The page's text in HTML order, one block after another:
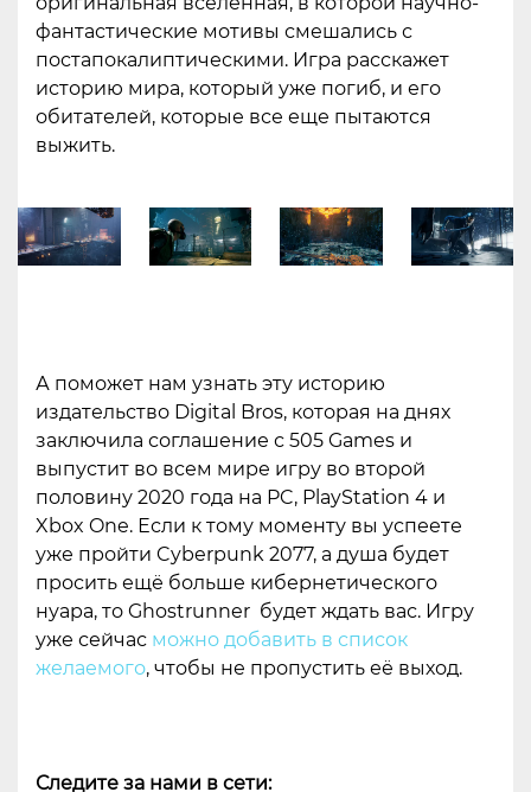
фантастические мотивы смешались с
постапокалиптическими. Игра расскажет
историю мира, который уже погиб, и его
обитателей, которые все еще пытаются
выжить.
А поможет нам узнать эту историю
издательство Digital Bros, которая на днях
заключила соглашение с 505 Games и
выпустит во всем мире игру во второй
половину 2020 года на PC, PlayStation 4 и
Xbox One. Если к тому моменту вы успеете
уже пройти Cyberpunk 2077, а душа будет
просить ещё больше кибернетического
нуара, то Ghostrunner будет ждать вас. Игру
уже сейчас можно добавить в список
желаемого, чтобы не пропустить её выход.
Следите за нами в сети: